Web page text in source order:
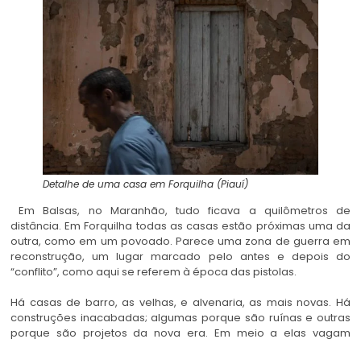
Detalhe de uma casa em Forquilha (Piauí)
Em Balsas, no Maranhão, tudo ficava a quilômetros de
distância. Em Forquilha todas as casas estão próximas uma da
outra, como em um povoado. Parece uma zona de guerra em
reconstrução, um lugar marcado pelo antes e depois do
“conflito”, como aqui se referem à época das pistolas.
Há casas de barro, as velhas, e alvenaria, as mais novas. Há
construções inacabadas; algumas porque são ruínas e outras
porque são projetos da nova era. Em meio a elas vagam